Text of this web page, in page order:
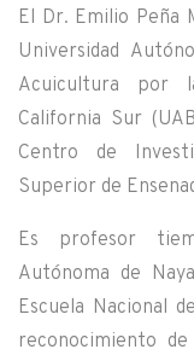
El Dr. Emilio Peña
Universidad
Acuicultura por
California Sur
Centro de
Superior de
Es profesor
Autónoma de
Escuela Nacional
reconocimiento